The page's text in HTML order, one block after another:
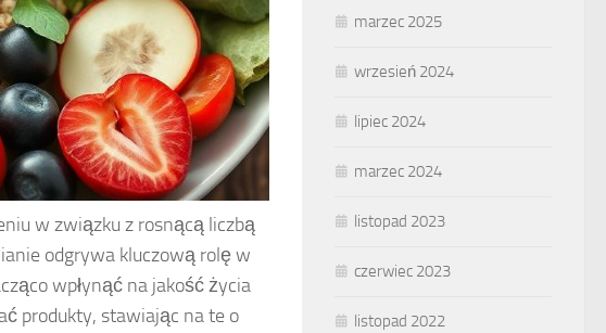
w związku z rosnącą liczbą
odgrywa kluczową rolę w
wpłynąć na jakość życia
produkty, stawiając na te o
marzec 2025
wrzesień 2024
lipiec 2024
marzec 2024
listopad 2023
czerwiec 2023
listopad 2022